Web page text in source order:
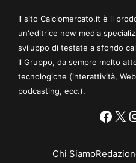
Il sito Calciomercato.it è il
un'editrice new media
sviluppo di testate a sfondo
Il Gruppo, da sempre molto
tecnologiche (interattività,
podcasting, ecc.).
X
Chi Siamo